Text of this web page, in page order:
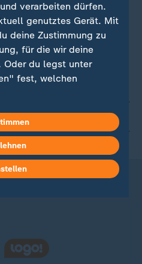
verarbeiten dürfen.
genutztes Gerät. Mit
deine Zustimmung zu
für die wir deine
Oder du legst unter
fest, welchen
für die Zukunft
widerrufen oder ändern.
du in unserer